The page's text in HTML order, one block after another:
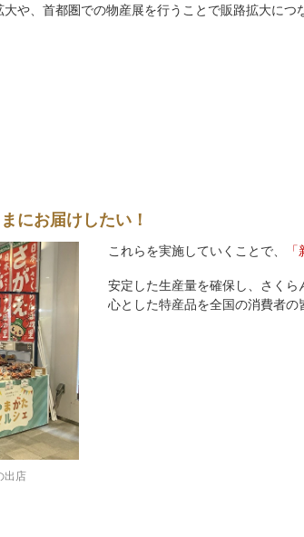
や、首都圏での物産展を行うことで販路拡大につ
にお届けしたい！
出店
これらを実施していくことで、
安定した生産量を確保し、さく
心とした特産品を全国の消費者の